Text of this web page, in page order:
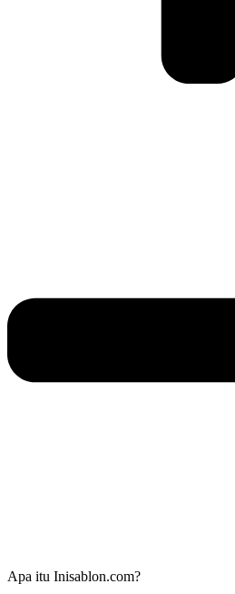
Apa itu Inisablon.com?